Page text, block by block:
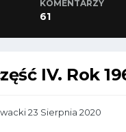
KOMENTARZY
61
IV. Rok
23 Sierpnia 2020